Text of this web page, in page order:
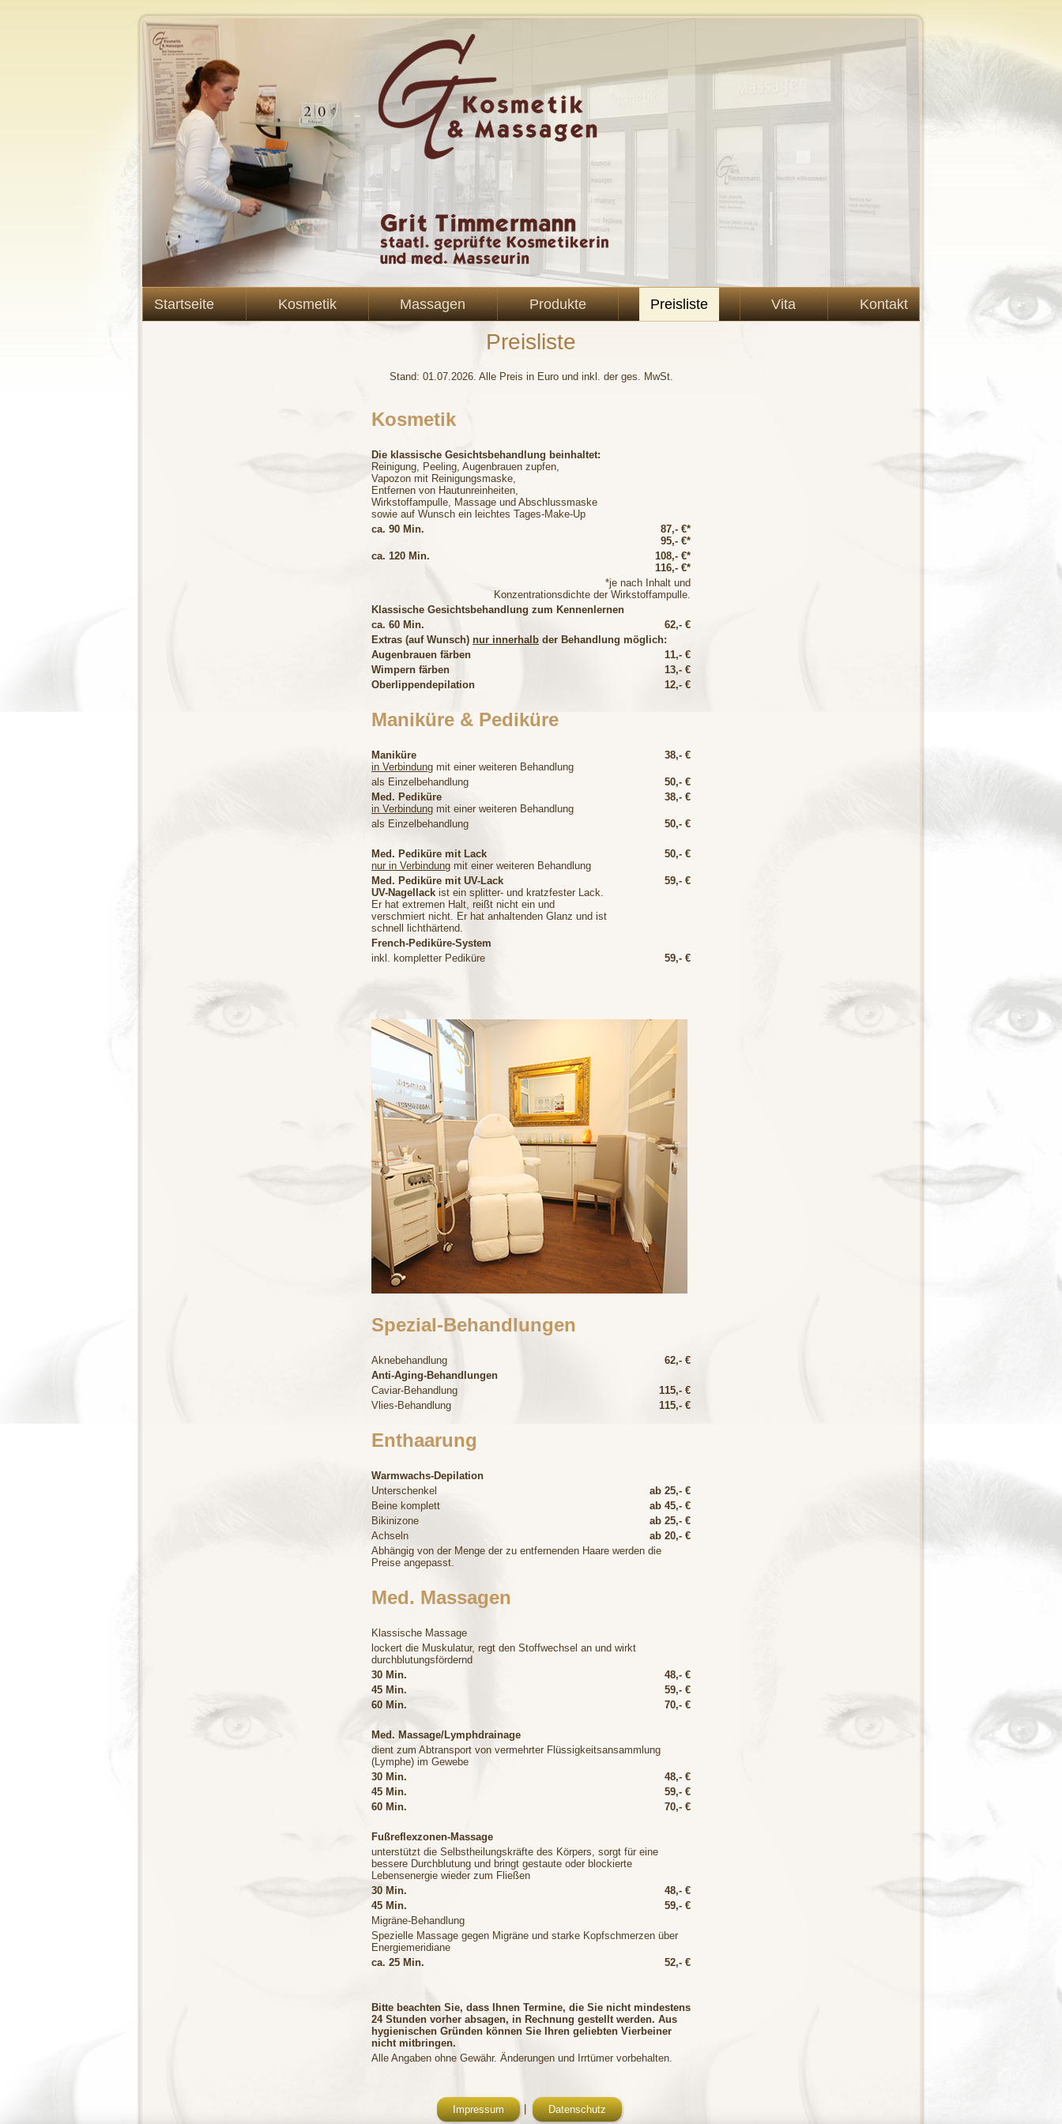
Startseite Kosmetik Massagen Produkte Preisliste Vita Kontakt
Preisliste
Stand: 01.07.2026. Alle Preis in Euro und inkl. der ges. MwSt.
Kosmetik
Die klassische Gesichtsbehandlung beinhaltet:
Reinigung, Peeling, Augenbrauen zupfen,
Vapozon mit Reinigungsmaske,
Entfernen von Hautunreinheiten,
Wirkstoffampulle, Massage und Abschlussmaske
sowie auf Wunsch ein leichtes Tages-Make-Up
ca. 90 Min.
87,- €*
95,- €*
ca. 120 Min.
108,- €*
116,- €*
*je nach Inhalt und
Konzentrationsdichte der Wirkstoffampulle.
Klassische Gesichtsbehandlung zum Kennenlernen
ca. 60 Min.
62,- €
Extras (auf Wunsch) nur innerhalb der Behandlung möglich:
Augenbrauen färben
11,- €
Wimpern färben
13,- €
Oberlippendepilation
12,- €
Maniküre & Pediküre
Maniküre
in Verbindung mit einer weiteren Behandlung
38,- €
als Einzelbehandlung
50,- €
Med. Pediküre
in Verbindung mit einer weiteren Behandlung
38,- €
als Einzelbehandlung 50,- €
Med. Pediküre mit Lack
nur in Verbindung mit einer weiteren Behandlung
50,- €
Med. Pediküre mit UV-Lack
UV-Nagellack ist ein splitter- und kratzfester Lack.
Er hat extremen Halt, reißt nicht ein und
verschmiert nicht. Er hat anhaltenden Glanz und ist
schnell lichthärtend.
59,- €
French-Pediküre-System
inkl. kompletter Pediküre
59,- €
Spezial-Behandlungen
Aknebehandlung
62,- €
Anti-Aging-Behandlungen
Caviar-Behandlung
115,- €
Vlies-Behandlung
115,- €
Enthaarung
Warmwachs-Depilation
Unterschenkel
ab 25,- €
Beine komplett
ab 45,- €
Bikinizone
ab 25,- €
Achseln
ab 20,- €
Abhängig von der Menge der zu entfernenden Haare werden die
Preise angepasst.
Med. Massagen
Klassische Massage
lockert die Muskulatur, regt den Stoffwechsel an und wirkt
durchblutungsfördernd
30 Min.
48,- €
45 Min.
59,- €
60 Min.
70,- €
Med. Massage/Lymphdrainage
dient zum Abtransport von vermehrter Flüssigkeitsansammlung
(Lymphe) im Gewebe
30 Min.
48,- €
45 Min.
59,- €
60 Min.
70,- €
Fußreflexzonen-Massage
unterstützt die Selbstheilungskräfte des Körpers, sorgt für eine
bessere Durchblutung und bringt gestaute oder blockierte
Lebensenergie wieder zum Fließen
30 Min.
48,- €
45 Min.
59,- €
Migräne-Behandlung
Spezielle Massage gegen Migräne und starke Kopfschmerzen über
Energiemeridiane
ca. 25 Min.
52,- €
Bitte beachten Sie, dass Ihnen Termine, die Sie nicht mindestens
24 Stunden vorher absagen, in Rechnung gestellt werden. Aus
hygienischen Gründen können Sie Ihren geliebten Vierbeiner
nicht mitbringen.
Alle Angaben ohne Gewähr. Änderungen und Irrtümer vorbehalten.
Impressum Datenschutz